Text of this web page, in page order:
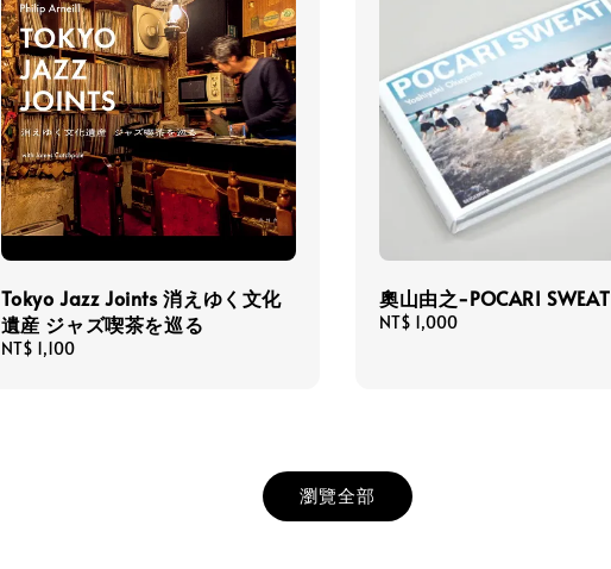
Tokyo Jazz Joints 消えゆく文化
遺産 ジャズ喫茶を巡る
Regular
NT$ 1,100
奧山由之-POCARI SWEAT
Regular
NT$ 1,000
瀏覽全部